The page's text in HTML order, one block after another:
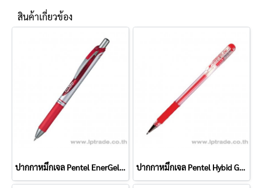
สินค้าเกี่ยวข้อง
ปากกาหมึกเจล Pentel EnerGel BL-77 0.7 มม. สีแดง ปากกาหมึกเจล Pentel Hybid Gel Grip K116 0.6 มม. สีแดง